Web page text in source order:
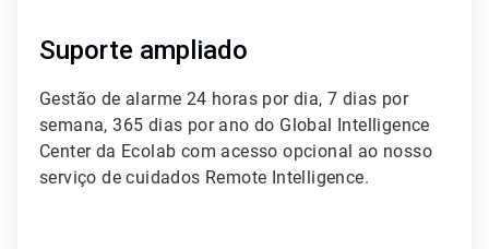
Suporte ampliado
Gestão de alarme 24 horas por dia, 7 dias por
semana, 365 dias por ano do Global Intelligence
Center da Ecolab com acesso opcional ao nosso
serviço de cuidados Remote Intelligence.